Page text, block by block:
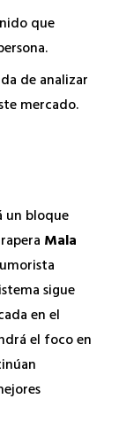
que
de analizar
mercado.
un bloque
Mala
sigue
en el
el foco en